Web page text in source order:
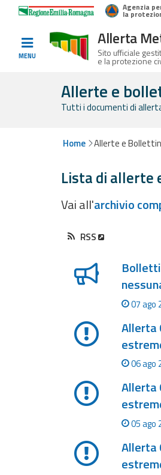
Home
Informati e
Bollettini
Bollettini
Monitoraggio
Previsioni e
Previsioni meteo e
Radar meteo
Logo Regione Emilia-Romagna
Agenzia
la
MENU
Allerta
Sito ufficiale
e la protezione
Allerte e
Tutti i documenti di
Home Allerte e
Lista di allerte
Vai all'archivio
RSS
07 ago
Allerta
06 ago
Allerta
05 ago
Allerta